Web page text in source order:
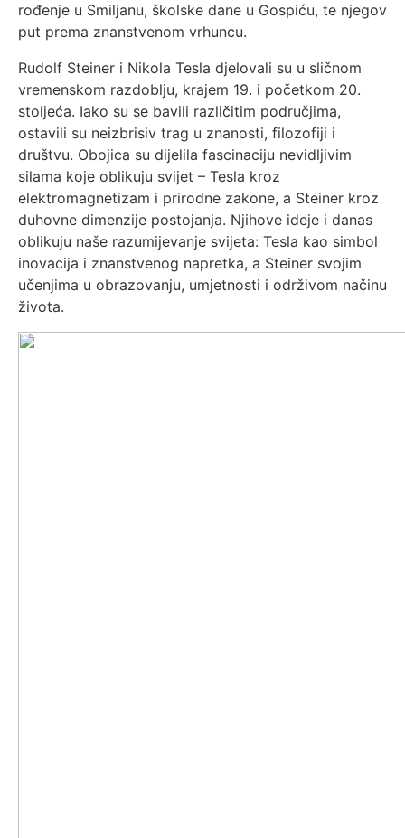
rođenje u Smiljanu, školske dane u Gospiću, te njegov
put prema znanstvenom vrhuncu.
Rudolf Steiner i Nikola Tesla djelovali su u sličnom
vremenskom razdoblju, krajem 19. i početkom 20.
stoljeća. Iako su se bavili različitim područjima,
ostavili su neizbrisiv trag u znanosti, filozofiji i
društvu. Obojica su dijelila fascinaciju nevidljivim
silama koje oblikuju svijet – Tesla kroz
elektromagnetizam i prirodne zakone, a Steiner kroz
duhovne dimenzije postojanja. Njihove ideje i danas
oblikuju naše razumijevanje svijeta: Tesla kao simbol
inovacija i znanstvenog napretka, a Steiner svojim
učenjima u obrazovanju, umjetnosti i održivom načinu
života.